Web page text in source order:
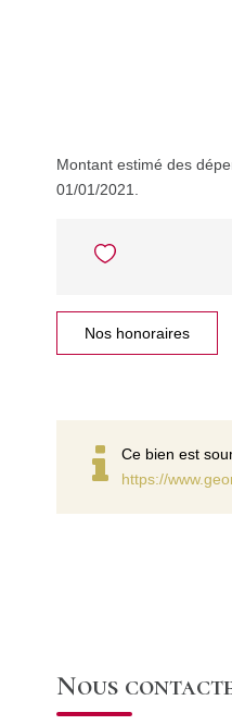
Montant estimé des
01/01/2021.
Nos honoraires
Ce bien est
https://
Nous